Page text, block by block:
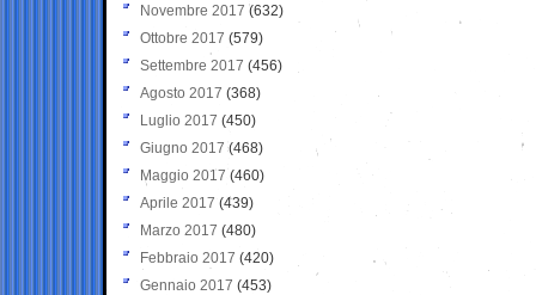
Novembre 2017 (632)
Ottobre 2017 (579)
Settembre 2017 (456)
Agosto 2017 (368)
Luglio 2017 (450)
Giugno 2017 (468)
Maggio 2017 (460)
Aprile 2017 (439)
Marzo 2017 (480)
Febbraio 2017 (420)
Gennaio 2017 (453)